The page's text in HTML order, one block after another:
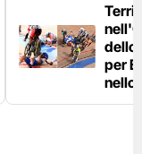
dello
per
nello